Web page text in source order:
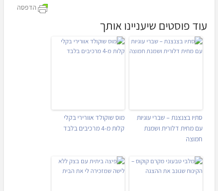
הדפסה
עוד פוסטים שיעניינו אותך
סתיו בצנצנת – שברי עוגיות
עם מחית דלורית ושמנת
חמוצה
מוס שוקולד אוורירי בקלי
קלות מ-4 מרכיבים בלבד